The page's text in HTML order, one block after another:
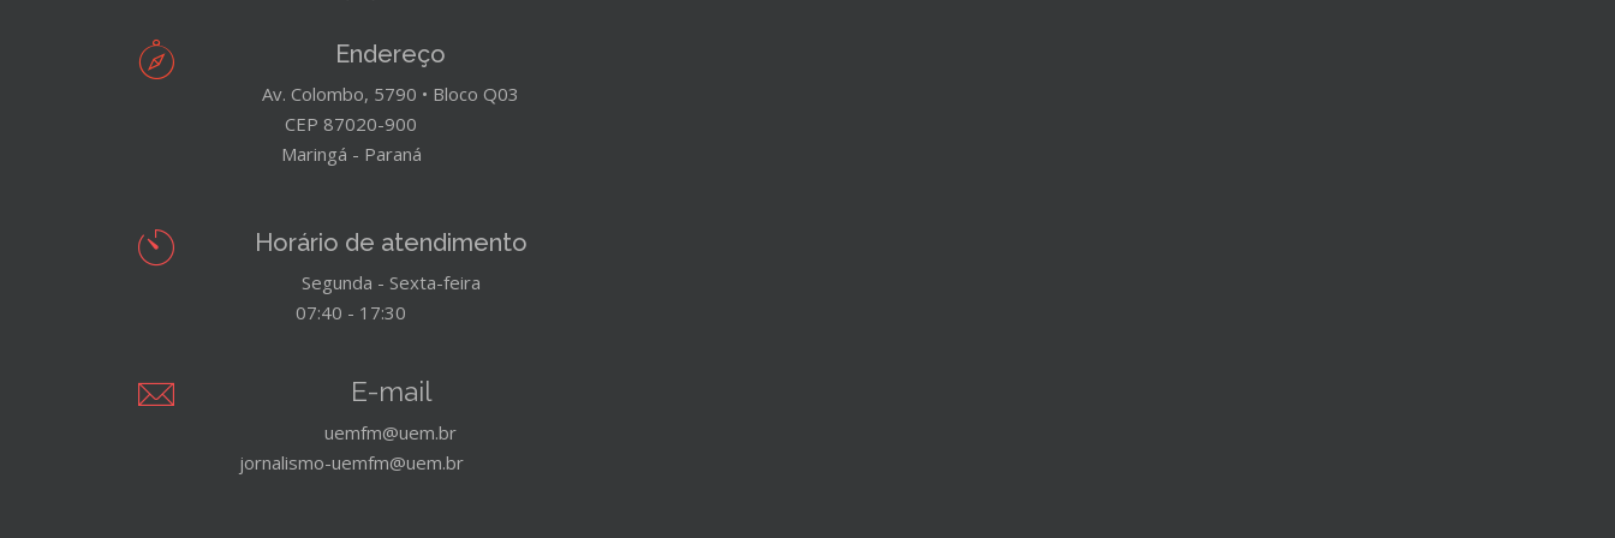
Endereço
Av. Colombo, 5790 • Bloco Q03
CEP 87020-900
Maringá - Paraná
Horário de atendimento
Segunda - Sexta-feira
07:40 - 17:30
E-mail
uemfm@uem.br
jornalismo-uemfm@uem.br